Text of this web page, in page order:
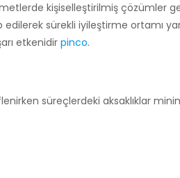
kişiselleştirilmiş çözümler
sürekli iyileştirme ortamı
etkenidir pinco.
süreçlerdeki aksaklıklar